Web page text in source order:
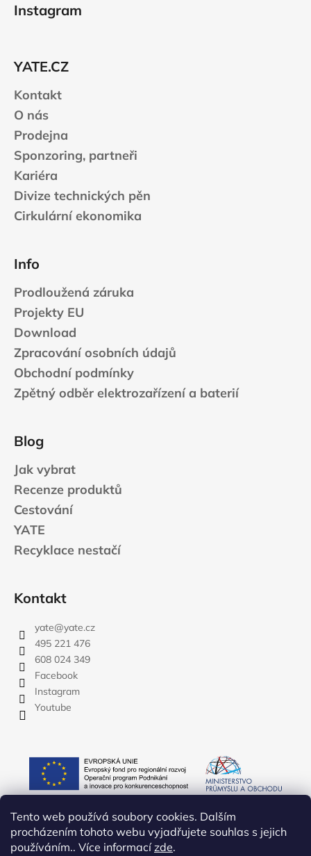
Tento web používá soubory cookies. Dalším
procházením tohoto webu vyjadřujete souhlas s jejich
používáním.. Více informacízde.
Instagram
YATE.CZ
Kontakt
O nás
Prodejna
Sponzoring, partneři
Kariéra
Divize technických pěn
Cirkulární ekonomika
Info
Prodloužená záruka
Projekty EU
Download
Zpracování osobních údajů
Obchodní podmínky
Zpětný odběr elektrozařízení a baterií
Blog
Jak vybrat
Recenze produktů
Cestování
YATE
Recyklace nestačí
Kontakt
yate@yate.cz
495 221 476
608 024 349
Facebook
Instagram
Youtube